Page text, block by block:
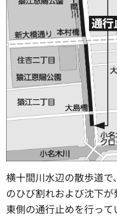
横十間川水辺の散歩道
のひび割れおよび沈下
東側の通行止めを行って